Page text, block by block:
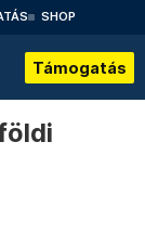
SHOP
Támogatás